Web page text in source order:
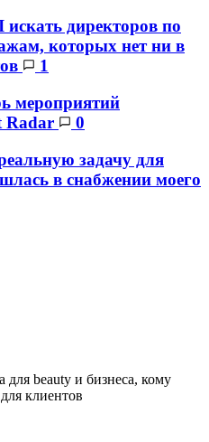
директоров по
которых нет ни в
1
мероприятий
Radar
0
задачу для
в снабжении моего
beauty и бизнеса, кому
клиентов